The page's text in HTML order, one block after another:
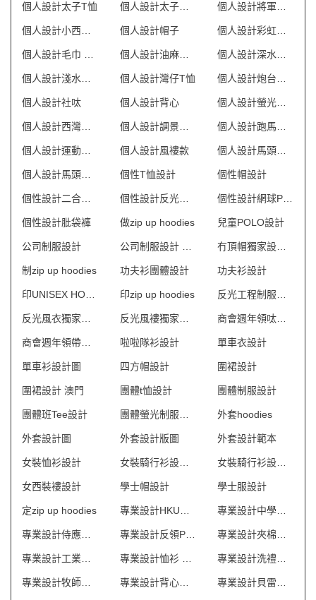
個人設計太子T恤 個人設計太子風褸
個人設計帽子
個人設計油麻地風褸
個人設計灣仔T恤
個人設計社呔 個人設計背心
個人設計風褸款
個性T恤設計 個性帽設計
個性設計反光帶風褸
個性設計肶袋褲 做zip up hoodies 兒童POLO設計
公司制服設計
制zip up hoodies 功夫衫團體設計 功夫衫設計
印zip up hoodies
啦啦隊衫設計 單車衣設計
單車衫設計圖 四方帽設計 圍裙設計
圍裙設計 澳門 團體t恤設計 團體制服設計
團體班Tee設計 外套hoodies
外套設計圖 外套設計版圖 外套設計範本
女裝恤衫設計 女裝騎行衫設計圖
女西裝褸設計 學士帽設計 學士服設計
定zip up hoodies
專業設計反領POLO 澳門
專業設計背心風褸 澳門